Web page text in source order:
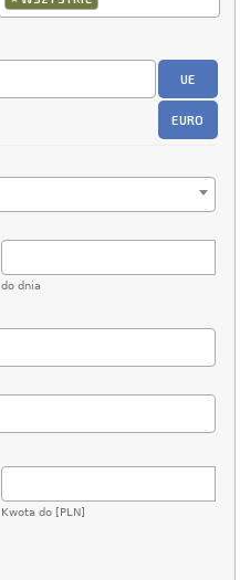
UE
EURO
do dnia
Kwota do [PLN]